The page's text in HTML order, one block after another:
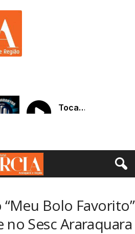
Bolo
Sesc